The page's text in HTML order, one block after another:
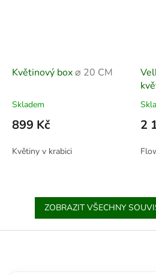
Květinový box⌀ 20 CM
Skladem
899 Kč
Květiny v krabici
26
2
ZOBRAZIT VŠECHNY
Z